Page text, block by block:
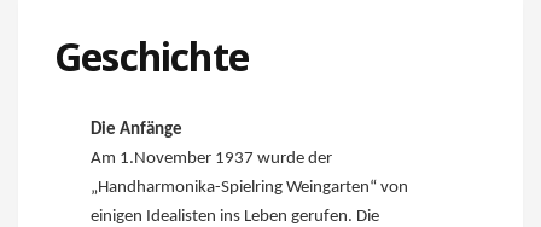
Geschichte
Die Anfänge
Am 1.November 1937 wurde der
„Handharmonika-Spielring Weingarten“ von
einigen Idealisten ins Leben gerufen. Die